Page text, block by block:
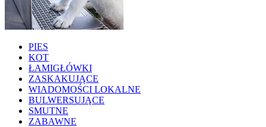
PIES
KOT
ŁAMIGŁÓWKI
ZASKAKUJĄCE
WIADOMOŚCI LOKALNE
BULWERSUJĄCE
SMUTNE
ZABAWNE